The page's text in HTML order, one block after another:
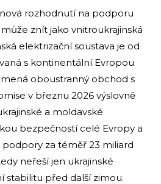
rozhodnutí na podporu
znít jako vnitroukrajinská
elektrizační soustava je od
s kontinentální Evropou
oboustranný obchod s
v březnu 2026 výslovně
a moldavské
bezpečností celé Evropy a
za téměř 23 miliard
neřeší jen ukrajinské
stabilitu před další zimou.